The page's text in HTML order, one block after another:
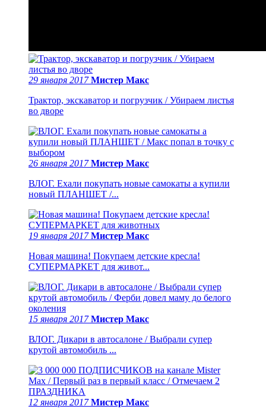
29 января 2017Мистер Макс
Трактор, экскаватор и погрузчик / Убираем листья
во дворе
26 января 2017Мистер Макс
ВЛОГ. Ехали покупать новые самокаты а купили
новый ПЛАНШЕТ /...
19 января 2017Мистер Макс
Новая машина! Покупаем детские кресла!
СУПЕРМАРКЕТ для живот...
15 января 2017Мистер Макс
ВЛОГ. Дикари в автосалоне / Выбрали супер
крутой автомобиль ...
12 января 2017Мистер Макс